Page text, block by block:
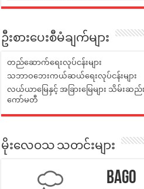
ဦးစားပေးစီမံချက်များ
တည်ဆောက်ရေးလုပ်ငန်းများ
သဘာဝဘေးကယ်ဆယ်ရေးလုပ်ငန်းများ
လယ်ယာမြေနှင့် အခြားမြေများ သိမ်းဆည်
ကော်မတီ
မိုးလေဝသ သတင်းများ
Bago